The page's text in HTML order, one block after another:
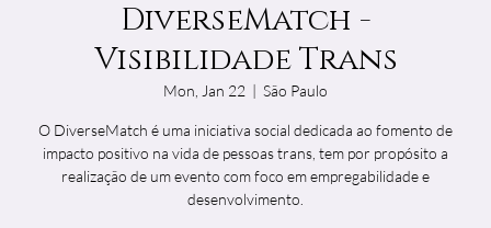
DiverseMatch -
Visibilidade Trans
Mon, Jan 22
  |
São Paulo
O DiverseMatch é uma iniciativa social dedicada ao fomento de
impacto positivo na vida de pessoas trans, tem por propósito a
realização de um evento com foco em empregabilidade e